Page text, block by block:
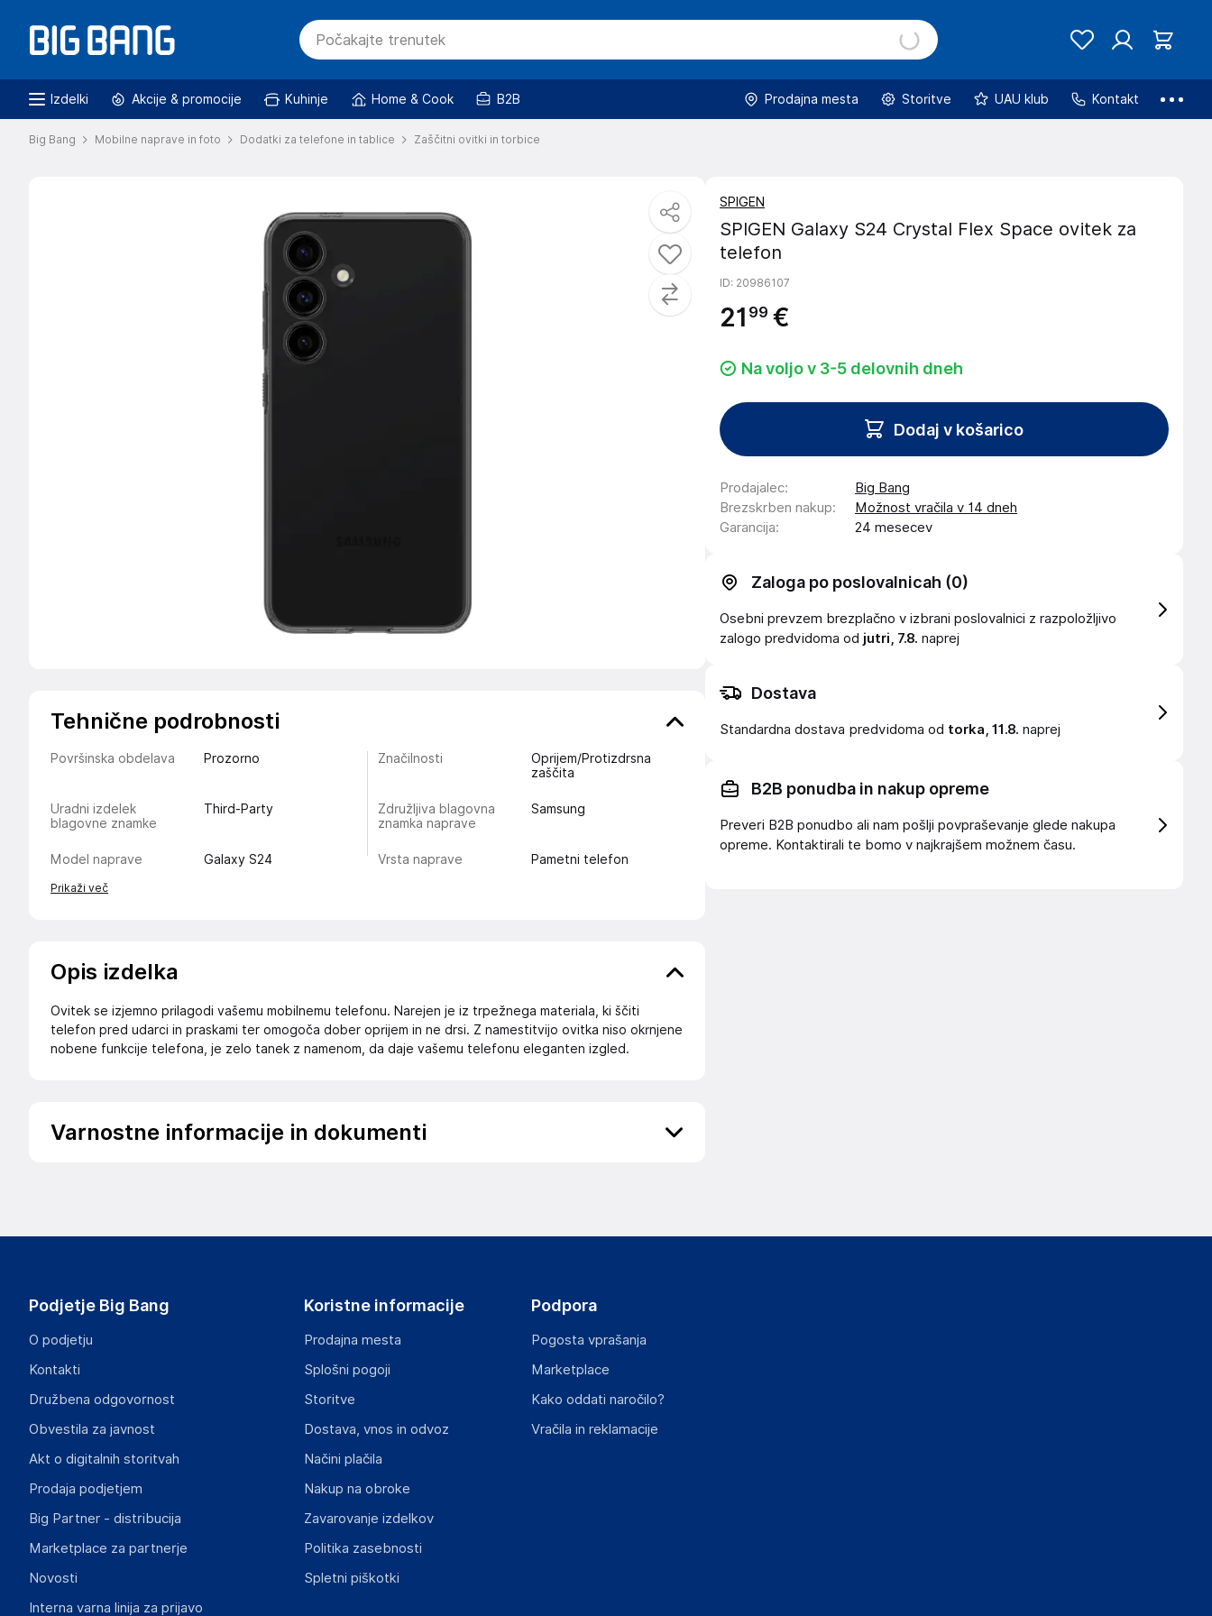
Izdelki Akcije & promocije Kuhinje Home & Cook B2B Prodajna mesta Storitve UAU klub Kontakt
Big Bang Mobilne naprave in foto Dodatki za telefone in tablice Zaščitni ovitki in torbice
Tehnične podrobnosti
Površinska obdelava Prozorno Značilnosti
Oprijem/Protizdrsna
zaščita
Uradni izdelek
blagovne znamke
Third-Party
Združljiva blagovna
znamka naprave
Samsung
Model naprave Galaxy S24 Vrsta naprave Pametni telefon
Prikaži več
Opis izdelka
Ovitek se izjemno prilagodi vašemu mobilnemu telefonu. Narejen je iz trpežnega materiala, ki ščiti
telefon pred udarci in praskami ter omogoča dober oprijem in ne drsi. Z namestitvijo ovitka niso okrnjene
nobene funkcije telefona, je zelo tanek z namenom, da daje vašemu telefonu eleganten izgled.
Varnostne informacije in dokumenti
https://support.spigen.com/portal/en/home
Gospodarski subjekt s sedežem v EU, ki zagotavlja skladnost izdelka z zahtevanimi predpisi.
Świerkowa 9, 98-100 Łask
Poland
SPIGEN
SPIGEN Galaxy S24 Crystal Flex Space ovitek za
telefon
ID: 20986107
21 99 €
Na voljo v 3-5 delovnih dneh
Dodaj v košarico
Prodajalec:
Big Bang
Brezskrben nakup:
Možnost vračila v 14 dneh
Garancija: 24 mesecev
Zaloga po poslovalnicah (0)
Osebni prevzem brezplačno v izbrani poslovalnici z razpoložljivo
zalogo predvidoma od jutri, 7.8. naprej
Dostava
Standardna dostava predvidoma od torka, 11.8. naprej
B2B ponudba in nakup opreme
Preveri B2B ponudbo ali nam pošlji povpraševanje glede nakupa
opreme. Kontaktirali te bomo v najkrajšem možnem času.
Podjetje Big Bang
O podjetju
Kontakti
Družbena odgovornost
Obvestila za javnost
Akt o digitalnih storitvah
Prodaja podjetjem
Big Partner - distribucija
Marketplace za partnerje
Novosti
Interna varna linija za prijavo
Koristne informacije
Prodajna mesta
Splošni pogoji
Storitve
Dostava, vnos in odvoz
Načini plačila
Nakup na obroke
Zavarovanje izdelkov
Politika zasebnosti
Spletni piškotki
Podpora
Pogosta vprašanja
Marketplace
Kako oddati naročilo?
Vračila in reklamacije